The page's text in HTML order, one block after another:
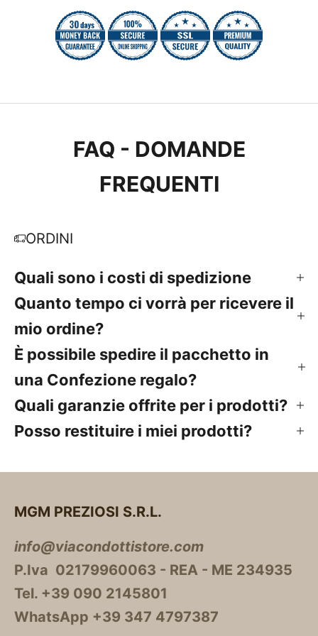
FAQ - DOMANDE
FREQUENTI
ORDINI
Quali sono i costi di spedizione
Quanto tempo ci vorrà per ricevere il
mio ordine?
È possibile spedire il pacchetto in
una Confezione regalo?
Quali garanzie offrite per i prodotti?
Posso restituire i miei prodotti?
MGM PREZIOSI S.R.L.
info@viacondottistore.com
P.Iva 02179960063 - REA - ME 234935
Tel. +39 090 2145801
WhatsApp +39 347 4797387